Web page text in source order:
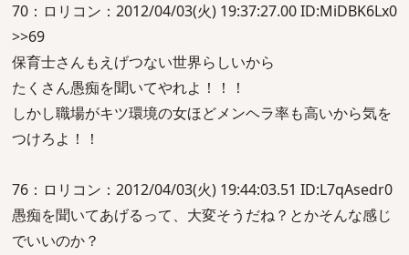
70：ロリコン：2012/04/03(火) 19:37:27.00 ID:MiDBK6Lx0
>>69
保育士さんもえげつない世界らしいから
たくさん愚痴を聞いてやれよ！！！
しかし職場がキツ環境の女ほどメンヘラ率も高いから気を
つけろよ！！
76：ロリコン：2012/04/03(火) 19:44:03.51 ID:L7qAsedr0
愚痴を聞いてあげるって、大変そうだね？とかそんな感じ
でいいのか？